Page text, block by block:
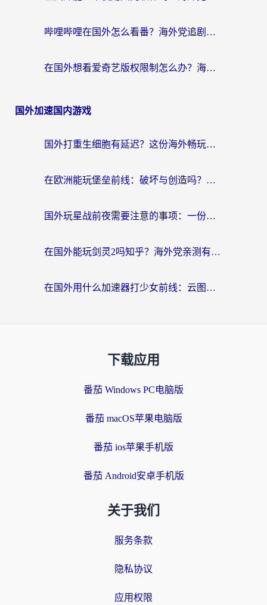
哔哩哔哩在国外怎么看番？海外党追剧看片的终极解决方案
在国外想看爱奇艺版权限制怎么办？海外华人必看的追剧自由指南
国外加速国内游戏
国外打重生细胞有延迟？这份海外畅玩国服游戏加速器终极指南请收好
在欧洲能玩堡垒前线：破坏与创造吗？海外党国服游戏不卡顿的秘密
国外玩星战前夜需要注意的事项：一份来自老玩家的网络生存指南
在国外能玩剑灵2吗知乎？海外党亲测有效的国服游戏加速指南
在国外用什么加速器打少女前线：云图计划不卡？一个老玩家的掏心分享
下载应用
番茄 Windows PC电脑版
番茄 macOS苹果电脑版
番茄 ios苹果手机版
番茄 Android安卓手机版
关于我们
服务条款
隐私协议
应用权限